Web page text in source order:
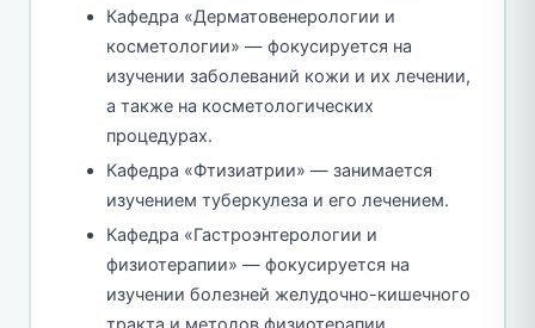
Кафедра «Дерматовенерологии и
косметологии» — фокусируется на
изучении заболеваний кожи и их лечении,
а также на косметологических
процедурах.
Кафедра «Фтизиатрии» — занимается
изучением туберкулеза и его лечением.
Кафедра «Гастроэнтерологии и
физиотерапии» — фокусируется на
изучении болезней желудочно-кишечного